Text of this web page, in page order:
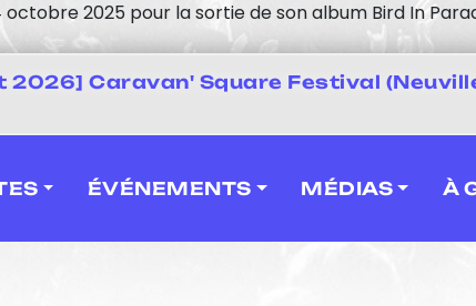
2025 pour la sortie de son album Bird In
2026] Caravan' Square Festival
ÉVÉNEMENTS MÉDIAS À